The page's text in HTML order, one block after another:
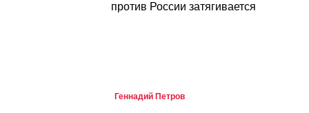
против России затягивается
Геннадий Петров